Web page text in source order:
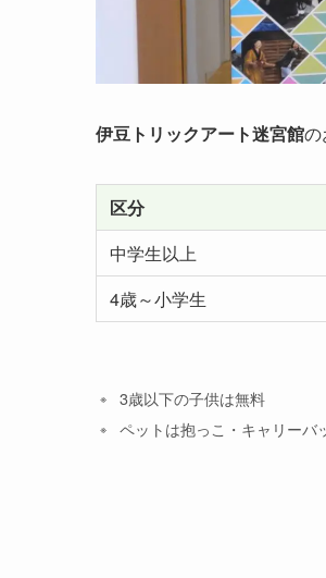
伊豆トリックアート迷宮館の
区分
中学生以上
4歳～小学生
3歳以下の子供は無料
ペットは抱っこ・キャリーバ